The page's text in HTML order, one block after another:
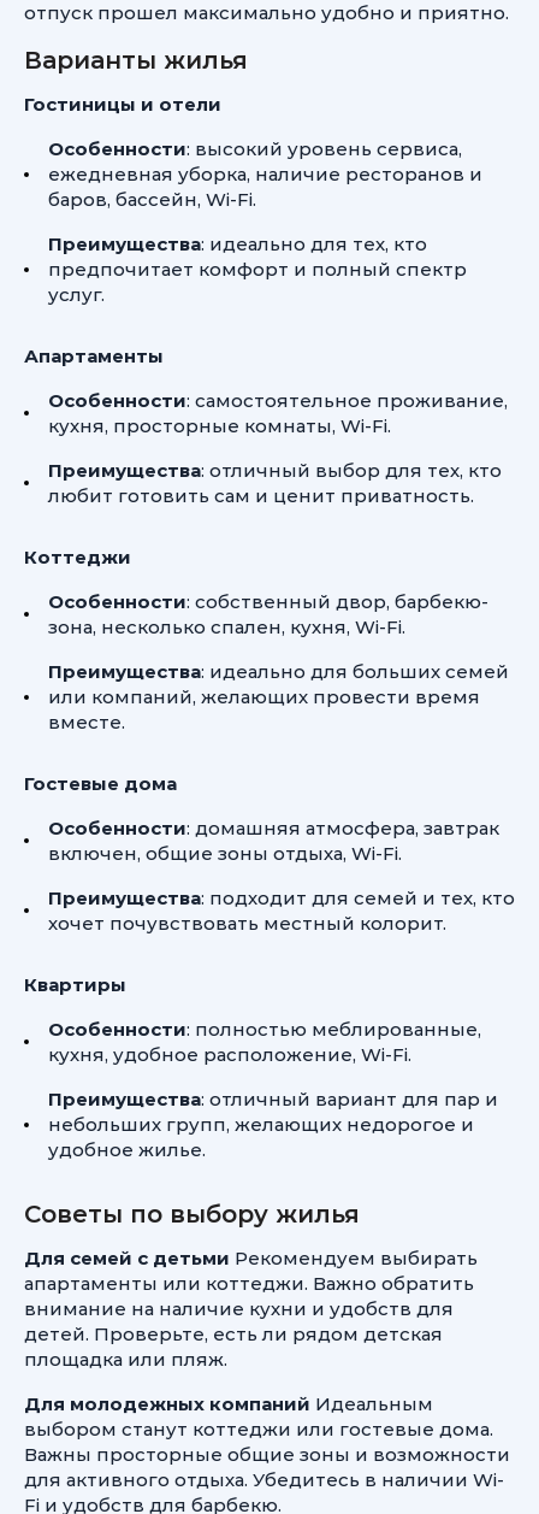
отпуск прошел максимально удобно и приятно.
Варианты жилья
Гостиницы и отели
Особенности: высокий уровень сервиса,
ежедневная уборка, наличие ресторанов и
баров, бассейн, Wi-Fi.
Преимущества: идеально для тех, кто
предпочитает комфорт и полный спектр
услуг.
Апартаменты
Особенности: самостоятельное проживание,
кухня, просторные комнаты, Wi-Fi.
Преимущества: отличный выбор для тех, кто
любит готовить сам и ценит приватность.
Коттеджи
Особенности: собственный двор, барбекю-
зона, несколько спален, кухня, Wi-Fi.
Преимущества: идеально для больших семей
или компаний, желающих провести время
вместе.
Гостевые дома
Особенности: домашняя атмосфера, завтрак
включен, общие зоны отдыха, Wi-Fi.
Преимущества: подходит для семей и тех, кто
хочет почувствовать местный колорит.
Квартиры
Особенности: полностью меблированные,
кухня, удобное расположение, Wi-Fi.
Преимущества: отличный вариант для пар и
небольших групп, желающих недорогое и
удобное жилье.
Советы по выбору жилья
Для семей с детьми Рекомендуем выбирать
апартаменты или коттеджи. Важно обратить
внимание на наличие кухни и удобств для
детей. Проверьте, есть ли рядом детская
площадка или пляж.
Для молодежных компаний Идеальным
выбором станут коттеджи или гостевые дома.
Важны просторные общие зоны и возможности
для активного отдыха. Убедитесь в наличии Wi-
Fi и удобств для барбекю.